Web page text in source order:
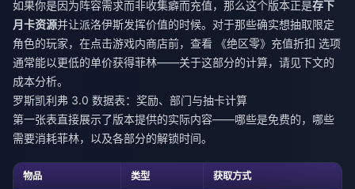
如果你是因为阵容需求而非收集癖而充值，那么这个版本正是存下
月卡资源并让派洛伊斯发挥价值的时候。对于那些确实想抽取限定
角色的玩家，在点击游戏内商店前，查看
《绝区零》充值折扣 选项
通常能以更低的单价获得菲林——关于这部分的计算，请见下文的
成本分析。
罗斯凯利弗 3.0 数据表：奖励、部门与抽卡计算
第一张表直接展示了版本提供的实际内容——哪些是免费的，哪些
需要消耗菲林，以及各部分的解锁时间。
物品 类型 获取方式